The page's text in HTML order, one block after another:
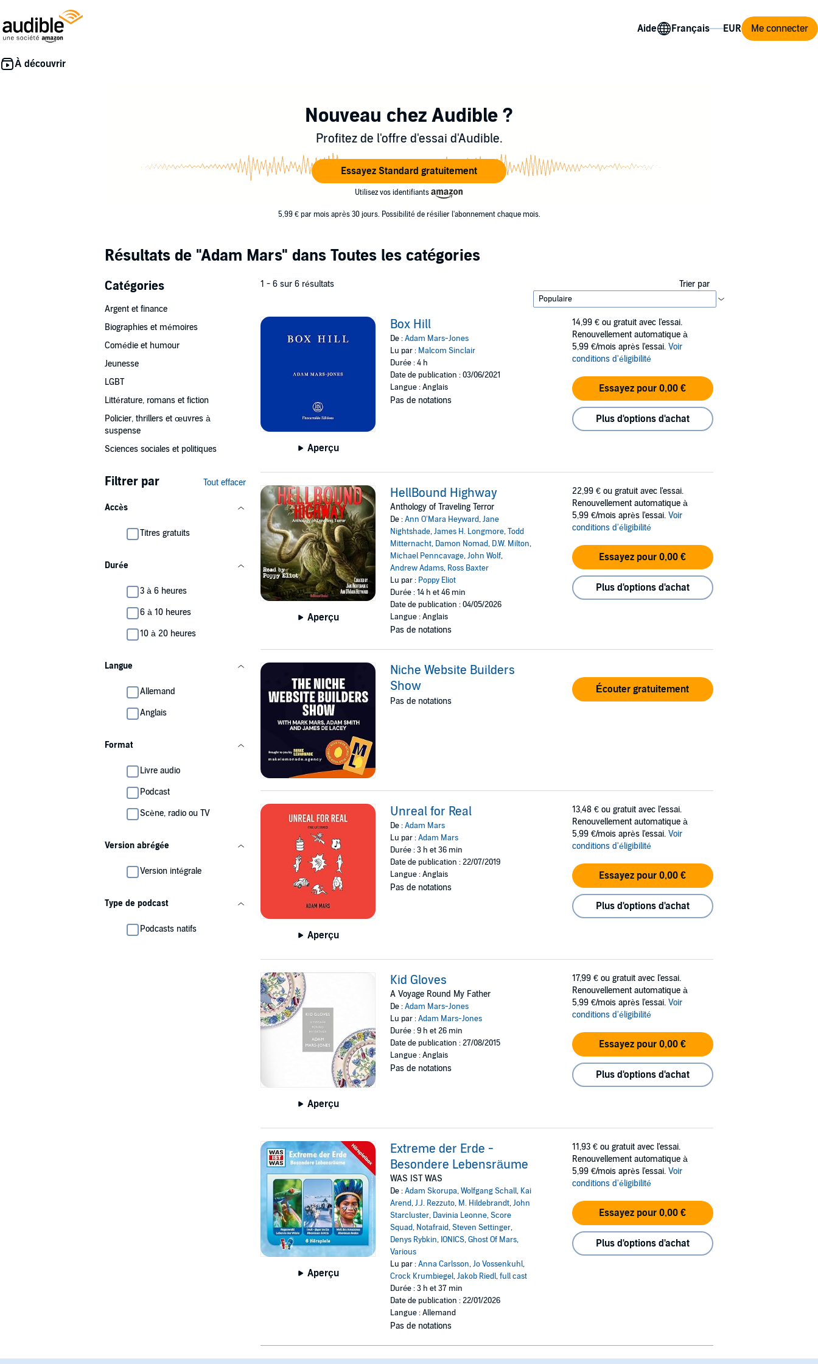
Aide Me connecter
Nouveau chez Audible ?
Profitez de l'offre d'essai d'Audible.
Essayez Standard gratuitement
Utilisez vos identifiants
5,99 € par mois après 30 jours. Possibilité de résilier l'abonnement chaque mois.
Résultats de "Adam Mars" dans Toutes les catégories
Catégories
Argent et finance
Biographies et mémoires
Comédie et humour
Jeunesse
LGBT
Littérature, romans et fiction
Policier, thrillers et œuvres à
suspense
Sciences sociales et politiques
Filtrer par Tout effacer
Accès
Titres gratuits
Durée
3 à 6 heures
6 à 10 heures
10 à 20 heures
Langue
Allemand
Anglais
Format
Livre audio
Podcast
Scène, radio ou TV
Version abrégée
Version intégrale
Type de podcast
Podcasts natifs
1 - 6 sur 6 résultats Trier par
Aperçu
Box Hill
De :Adam Mars-Jones
Lu par : Malcom Sinclair
Durée : 4 h
Date de publication : 03/06/2021
Langue : Anglais
Pas de notations
14,99 € ou gratuit avec l'essai.
Renouvellement automatique à
5,99 €/mois après l'essai. Voir
conditions d'éligibilité
Essayez pour 0,00 €
Plus d'options d'achat
Aperçu
HellBound Highway
Anthology of Traveling Terror
De :Ann O’Mara Heyward,Jane
Nightshade,James H. Longmore,Todd
Mitternacht, Damon Nomad, D.W. Milton,
Michael Penncavage,John Wolf,
Andrew Adams, Ross Baxter
Lu par : Poppy Eliot
Durée : 14 h et 46 min
Date de publication : 04/05/2026
Langue : Anglais
Pas de notations
22,99 € ou gratuit avec l'essai.
Renouvellement automatique à
5,99 €/mois après l'essai. Voir
conditions d'éligibilité
Essayez pour 0,00 €
Plus d'options d'achat
Niche Website Builders
Show
Pas de notations
Écouter gratuitement
Aperçu
Unreal for Real
De :Adam Mars
Lu par :Adam Mars
Durée : 3 h et 36 min
Date de publication : 22/07/2019
Langue : Anglais
Pas de notations
13,48 € ou gratuit avec l'essai.
Renouvellement automatique à
5,99 €/mois après l'essai. Voir
conditions d'éligibilité
Essayez pour 0,00 €
Plus d'options d'achat
Aperçu
Kid Gloves
A Voyage Round My Father
De :Adam Mars-Jones
Lu par :Adam Mars-Jones
Durée : 9 h et 26 min
Date de publication : 27/08/2015
Langue : Anglais
Pas de notations
17,99 € ou gratuit avec l'essai.
Renouvellement automatique à
5,99 €/mois après l'essai. Voir
conditions d'éligibilité
Essayez pour 0,00 €
Plus d'options d'achat
Aperçu
Extreme der Erde -
Besondere Lebensräume
WAS IST WAS
De :Adam Skorupa,Wolfgang Schall, Kai
Arend,J.J. Rezzuto, M. Hildebrandt,John
Starcluster, Davinia Leonne,Score
Squad, Notafraid,Steven Settinger,
Denys Rybkin, IONICS,Ghost Of Mars,
Various
Lu par :Anna Carlsson,Jo Vossenkuhl,
Crock Krumbiegel,Jakob Riedl,full cast
Durée : 3 h et 37 min
Date de publication : 22/01/2026
Langue : Allemand
Pas de notations
11,93 € ou gratuit avec l'essai.
Renouvellement automatique à
5,99 €/mois après l'essai. Voir
conditions d'éligibilité
Essayez pour 0,00 €
Plus d'options d'achat